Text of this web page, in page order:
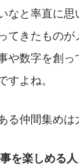
なと率直に思
てきたものが
や数字を創っ
よね。
る仲間集めは
を楽しめる